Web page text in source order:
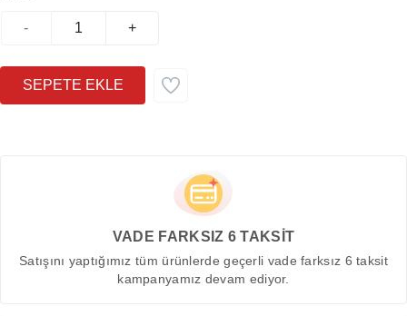
- +
VADE FARKSIZ 6 TAKSİT
Satışını yaptığımız tüm ürünlerde geçerli vade farksız 6 taksit
kampanyamız devam ediyor.